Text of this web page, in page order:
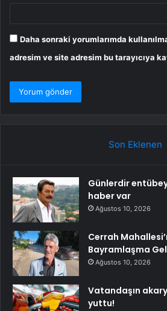
Daha sonraki yorumlarımda
adresim ve site adresim bu tarayıcıya
Son Eklenen
Günlerdir
haber var
Ağustos 10, 2026
Cerrah
Bayramlaşma
Ağustos 10, 2026
Vatandaşın
yuttu!